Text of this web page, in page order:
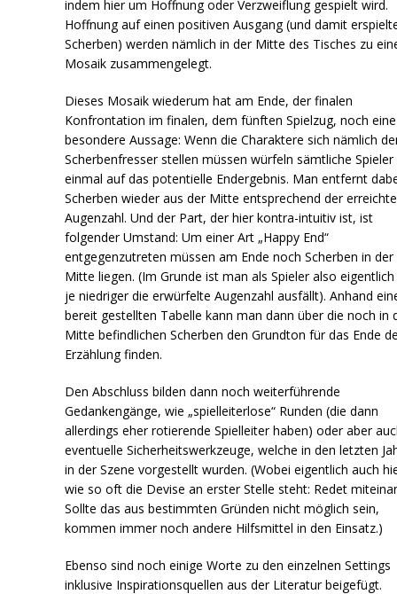
indem hier um Hoffnung oder Verzweiflung gespielt wird.
Hoffnung auf einen positiven Ausgang (und damit
Scherben) werden nämlich in der Mitte des Tisches zu
Mosaik zusammengelegt.
Dieses Mosaik wiederum hat am Ende, der finalen
Konfrontation im finalen, dem fünften Spielzug, noch eine
besondere Aussage: Wenn die Charaktere sich nämlich
Scherbenfresser stellen müssen würfeln sämtliche
einmal auf das potentielle Endergebnis. Man entfernt
Scherben wieder aus der Mitte entsprechend der
Augenzahl. Und der Part, der hier kontra-intuitiv ist, ist
folgender Umstand: Um einer Art „Happy End“
entgegenzutreten müssen am Ende noch Scherben in der
Mitte liegen. (Im Grunde ist man als Spieler also
je niedriger die erwürfelte Augenzahl ausfällt). Anhand
bereit gestellten Tabelle kann man dann über die noch in
Mitte befindlichen Scherben den Grundton für das Ende
Erzählung finden.
Den Abschluss bilden dann noch weiterführende
Gedankengänge, wie „spielleiterlose“ Runden (die dann
allerdings eher rotierende Spielleiter haben) oder aber
eventuelle Sicherheitswerkzeuge, welche in den letzten
in der Szene vorgestellt wurden. (Wobei eigentlich auch
wie so oft die Devise an erster Stelle steht: Redet
Sollte das aus bestimmten Gründen nicht möglich sein,
kommen immer noch andere Hilfsmittel in den Einsatz.)
Ebenso sind noch einige Worte zu den einzelnen Settings
inklusive Inspirationsquellen aus der Literatur beigefügt.